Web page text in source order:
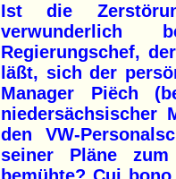
Ist die
verwunderlich
Regierungschef,
läßt, sich der
Manager Piëch
niedersächsischer
den VW-
seiner Pläne